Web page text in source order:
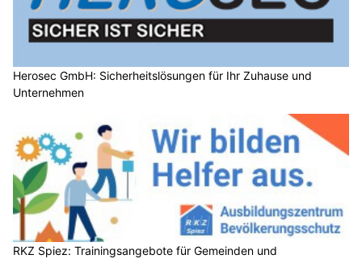
Herosec GmbH: Sicherheitslösungen für Ihr Zuhause und
Unternehmen
RKZ Spiez: Trainingsangebote für Gemeinden und